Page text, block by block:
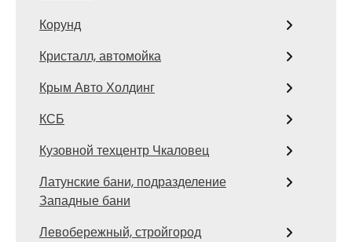
Корунд
Кристалл, автомойка
Крым Авто Холдинг
КСБ
Кузовной техцентр Чкаловец
Латунские бани, подразделение
Западные бани
Левобережный, стройгород